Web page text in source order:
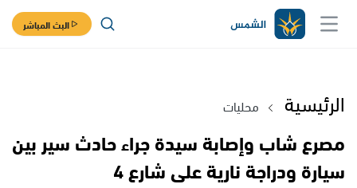
البث المباشر
الرئيسية محليات
مصرع شاب وإصابة سيدة جراء حادث سير بين
سيارة ودراجة نارية على شارع 4